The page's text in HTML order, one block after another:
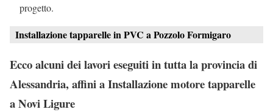
progetto.
Installazione tapparelle in PVC a Pozzolo Formigaro
Ecco alcuni dei lavori eseguiti in tutta la provincia di
Alessandria, affini a Installazione motore tapparelle
a Novi Ligure